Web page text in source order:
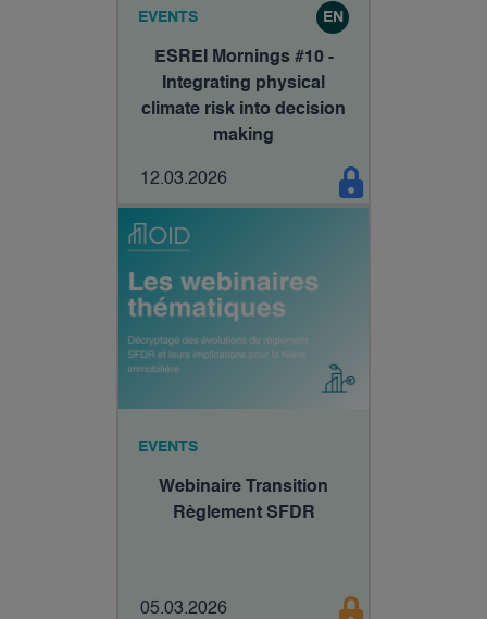
EVENTS EN
ESREI Mornings #10 -
Integrating physical
climate risk into decision
making
12.03.2026
EVENTS
Webinaire Transition
Règlement SFDR
05.03.2026